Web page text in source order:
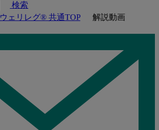
検索
ウェリレグ® 共通TOP
解説動画